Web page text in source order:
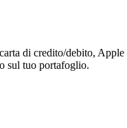
di credito/debito, Apple
sul tuo portafoglio.